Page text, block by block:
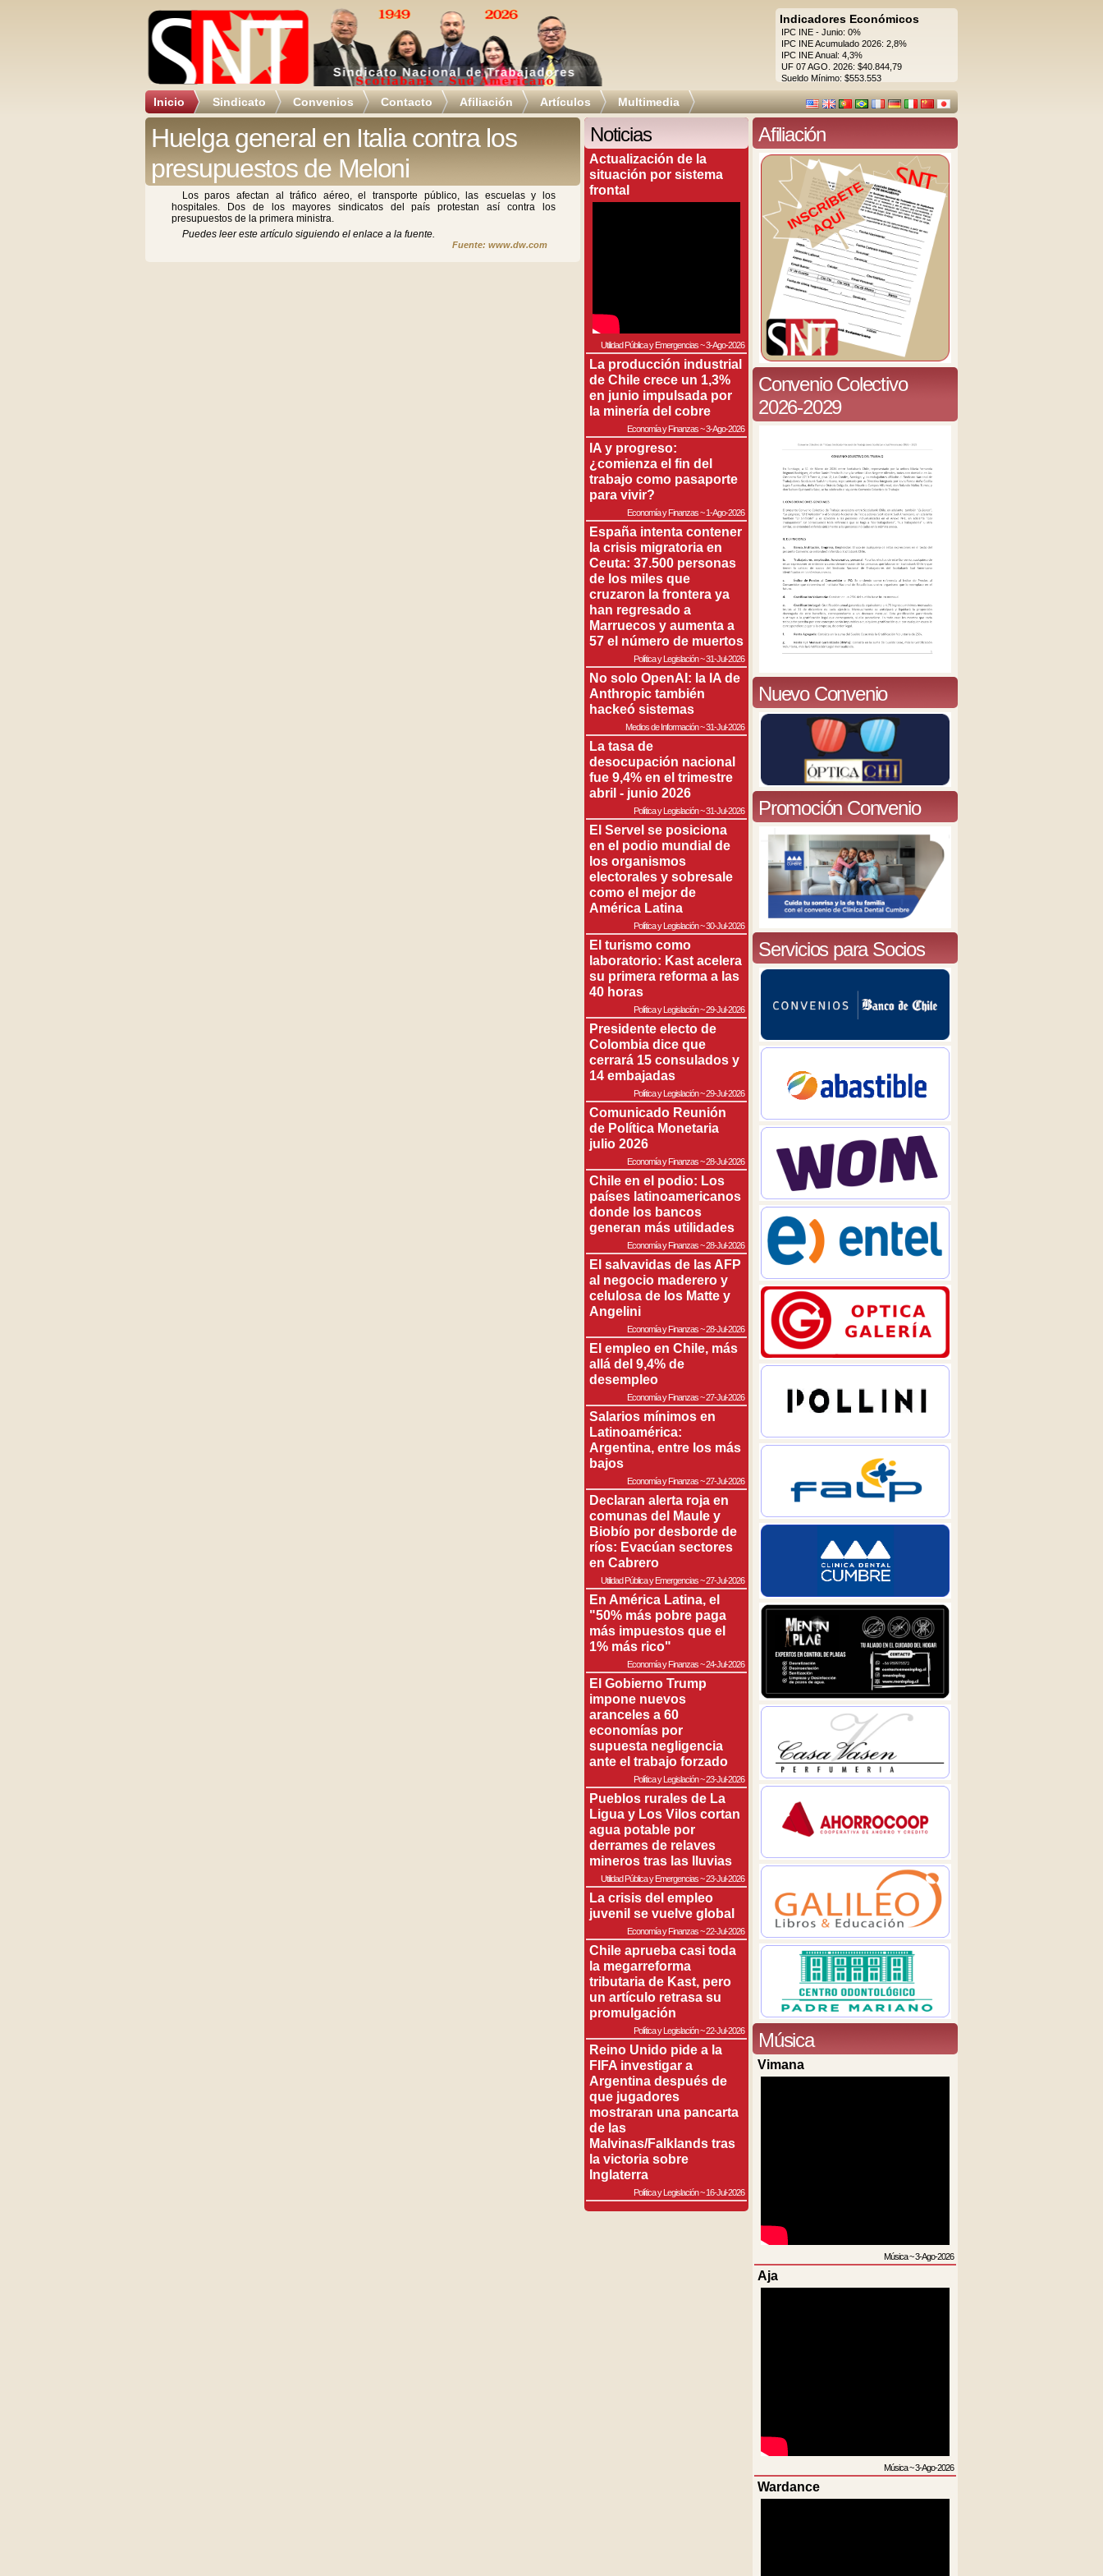
Indicadores Económicos
IPC INE - Junio: 0%
IPC INE Acumulado 2026: 2,8%
IPC INE Anual: 4,3%
UF 07 AGO. 2026: $40.844,79
Sueldo Mínimo: $553.553
Inicio Sindicato Convenios Contacto Afiliación Artículos Multimedia
Huelga general en Italia contra los
presupuestos de Meloni
Los paros afectan al tráfico aéreo, el transporte público, las escuelas y los
hospitales. Dos de los mayores sindicatos del país protestan así contra los
presupuestos de la primera ministra.
Puedes leer este artículo siguiendo el enlace a la fuente.
Fuente: www.dw.com
Noticias
Actualización de la
situación por sistema
frontal
Utilidad Pública y Emergencias~3-Ago-2026
La producción industrial
de Chile crece un 1,3%
en junio impulsada por
la minería del cobre
Economía y Finanzas~3-Ago-2026
IA y progreso:
¿comienza el fin del
trabajo como pasaporte
para vivir?
Economía y Finanzas~1-Ago-2026
España intenta contener
la crisis migratoria en
Ceuta: 37.500 personas
de los miles que
cruzaron la frontera ya
han regresado a
Marruecos y aumenta a
57 el número de muertos
Política y Legislación~31-Jul-2026
No solo OpenAI: la IA de
Anthropic también
hackeó sistemas
Medios de Información~31-Jul-2026
La tasa de
desocupación nacional
fue 9,4% en el trimestre
abril - junio 2026
Política y Legislación~31-Jul-2026
El Servel se posiciona
en el podio mundial de
los organismos
electorales y sobresale
como el mejor de
América Latina
Política y Legislación~30-Jul-2026
El turismo como
laboratorio: Kast acelera
su primera reforma a las
40 horas
Política y Legislación~29-Jul-2026
Presidente electo de
Colombia dice que
cerrará 15 consulados y
14 embajadas
Política y Legislación~29-Jul-2026
Comunicado Reunión
de Política Monetaria
julio 2026
Economía y Finanzas~28-Jul-2026
Chile en el podio: Los
países latinoamericanos
donde los bancos
generan más utilidades
Economía y Finanzas~28-Jul-2026
El salvavidas de las AFP
al negocio maderero y
celulosa de los Matte y
Angelini
Economía y Finanzas~28-Jul-2026
El empleo en Chile, más
allá del 9,4% de
desempleo
Economía y Finanzas~27-Jul-2026
Salarios mínimos en
Latinoamérica:
Argentina, entre los más
bajos
Economía y Finanzas~27-Jul-2026
Declaran alerta roja en
comunas del Maule y
Biobío por desborde de
ríos: Evacúan sectores
en Cabrero
Utilidad Pública y Emergencias~27-Jul-2026
En América Latina, el
"50% más pobre paga
más impuestos que el
1% más rico"
Economía y Finanzas~24-Jul-2026
El Gobierno Trump
impone nuevos
aranceles a 60
economías por
supuesta negligencia
ante el trabajo forzado
Política y Legislación~23-Jul-2026
Pueblos rurales de La
Ligua y Los Vilos cortan
agua potable por
derrames de relaves
mineros tras las lluvias
Utilidad Pública y Emergencias~23-Jul-2026
La crisis del empleo
juvenil se vuelve global
Economía y Finanzas~22-Jul-2026
Chile aprueba casi toda
la megarreforma
tributaria de Kast, pero
un artículo retrasa su
promulgación
Política y Legislación~22-Jul-2026
Reino Unido pide a la
FIFA investigar a
Argentina después de
que jugadores
mostraran una pancarta
de las
Malvinas/Falklands tras
la victoria sobre
Inglaterra
Política y Legislación~16-Jul-2026
Afiliación
Convenio Colectivo
2026-2029
Nuevo Convenio
Promoción Convenio
Servicios para Socios
Música
Vimana
Música~3-Ago-2026
Aja
Música~3-Ago-2026
Wardance